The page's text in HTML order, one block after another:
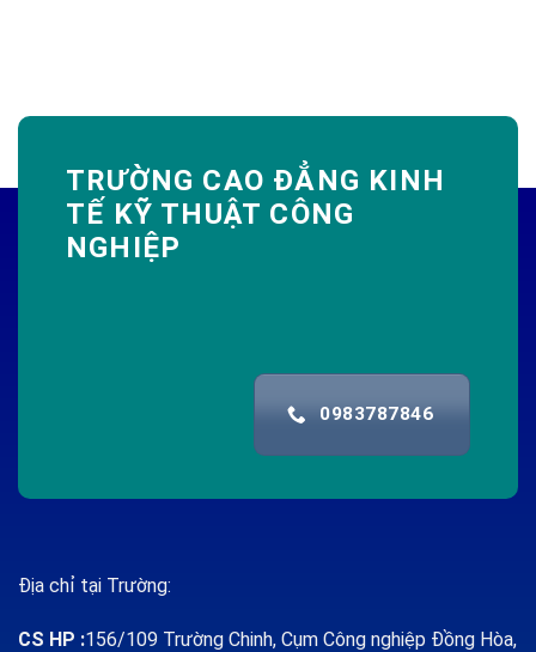
TRƯỜNG CAO ĐẲNG KINH
TẾ KỸ THUẬT CÔNG
NGHIỆP
0983787846
Địa chỉ tại Trường:
CS HP :156/109 Trường Chinh, Cụm Công nghiệp Đồng Hòa,